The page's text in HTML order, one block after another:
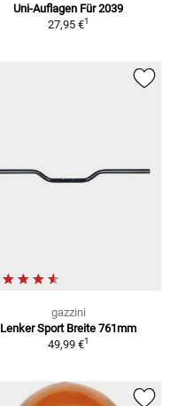
Uni-Auflagen Für 2039
27,95 €1
gazzini
Lenker Sport Breite 761mm
49,99 €1